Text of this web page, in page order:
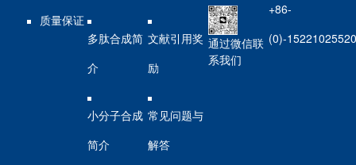
质量保证
多肽合成简
介
小分子合成
简介
文献引用奖
励
常见问题与
解答
通过微信联
系我们
+86-
(0)-